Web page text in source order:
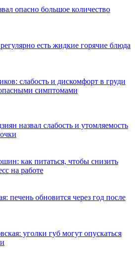
опасно большое количество
есть жидкие горячие блюда
слабость и дискомфорт в груди
симптомами
назвал слабость и утомляемость
как питаться, чтобы снизить
на работе
печень обновится через год после
уголки губ могут опускаться